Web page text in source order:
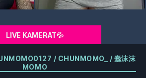
LIVE KAMERAT💦
Kategoriat
/ CHUNMOMO_ / 蠢沫沫
MOMO